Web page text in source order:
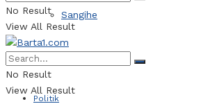
Sangihe
Politik
No Result
View All Result
No Result
View All Result